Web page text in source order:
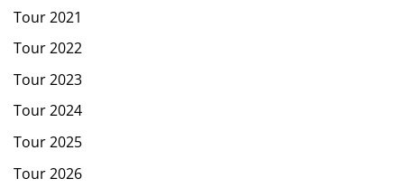
Tour 2021
Tour 2022
Tour 2023
Tour 2024
Tour 2025
Tour 2026